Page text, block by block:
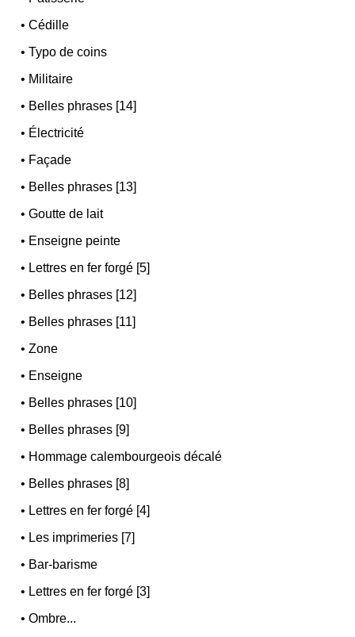
•Cédille
•Typo de coins
• Militaire
• Belles phrases [14]
• Électricité
• Façade
• Belles phrases [13]
•Goutte de lait
• Enseigne peinte
• Lettres en fer forgé [5]
• Belles phrases [12]
• Belles phrases [11]
•Zone
• Enseigne
• Belles phrases [10]
• Belles phrases [9]
• Hommage calembourgeois décalé
• Belles phrases [8]
• Lettres en fer forgé [4]
• Les imprimeries [7]
• Bar-barisme
• Lettres en fer forgé [3]
•Ombre...